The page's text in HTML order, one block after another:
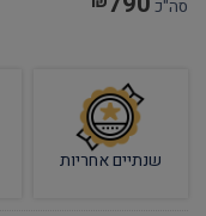
סה"כ
שנתיים אחריות